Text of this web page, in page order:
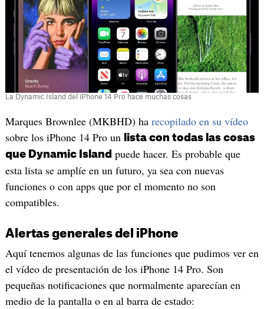
La Dynamic Island del iPhone 14 Pro hace muchas cosas
Marques Brownlee (MKBHD) ha recopilado en su vídeo
sobre los iPhone 14 Pro un
lista con todas las cosas
que Dynamic Island puede hacer. Es probable que
esta lista se amplíe en un futuro, ya sea con nuevas
funciones o con apps que por el momento no son
compatibles.
Alertas generales del iPhone
Aquí tenemos algunas de las funciones que pudimos ver en
el vídeo de presentación de los iPhone 14 Pro. Son
pequeñas notificaciones que normalmente aparecían en
medio de la pantalla o en al barra de estado: